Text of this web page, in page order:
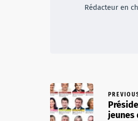
Rédacteur en
jeunes